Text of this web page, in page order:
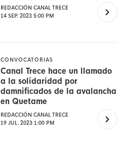
REDACCIÓN CANAL TRECE
14 SEP. 2023 5:00 PM
CONVOCATORIAS
Canal Trece hace un llamado
a la solidaridad por
damnificados de la avalancha
en Quetame
REDACCIÓN CANAL TRECE
19 JUL. 2023 1:00 PM